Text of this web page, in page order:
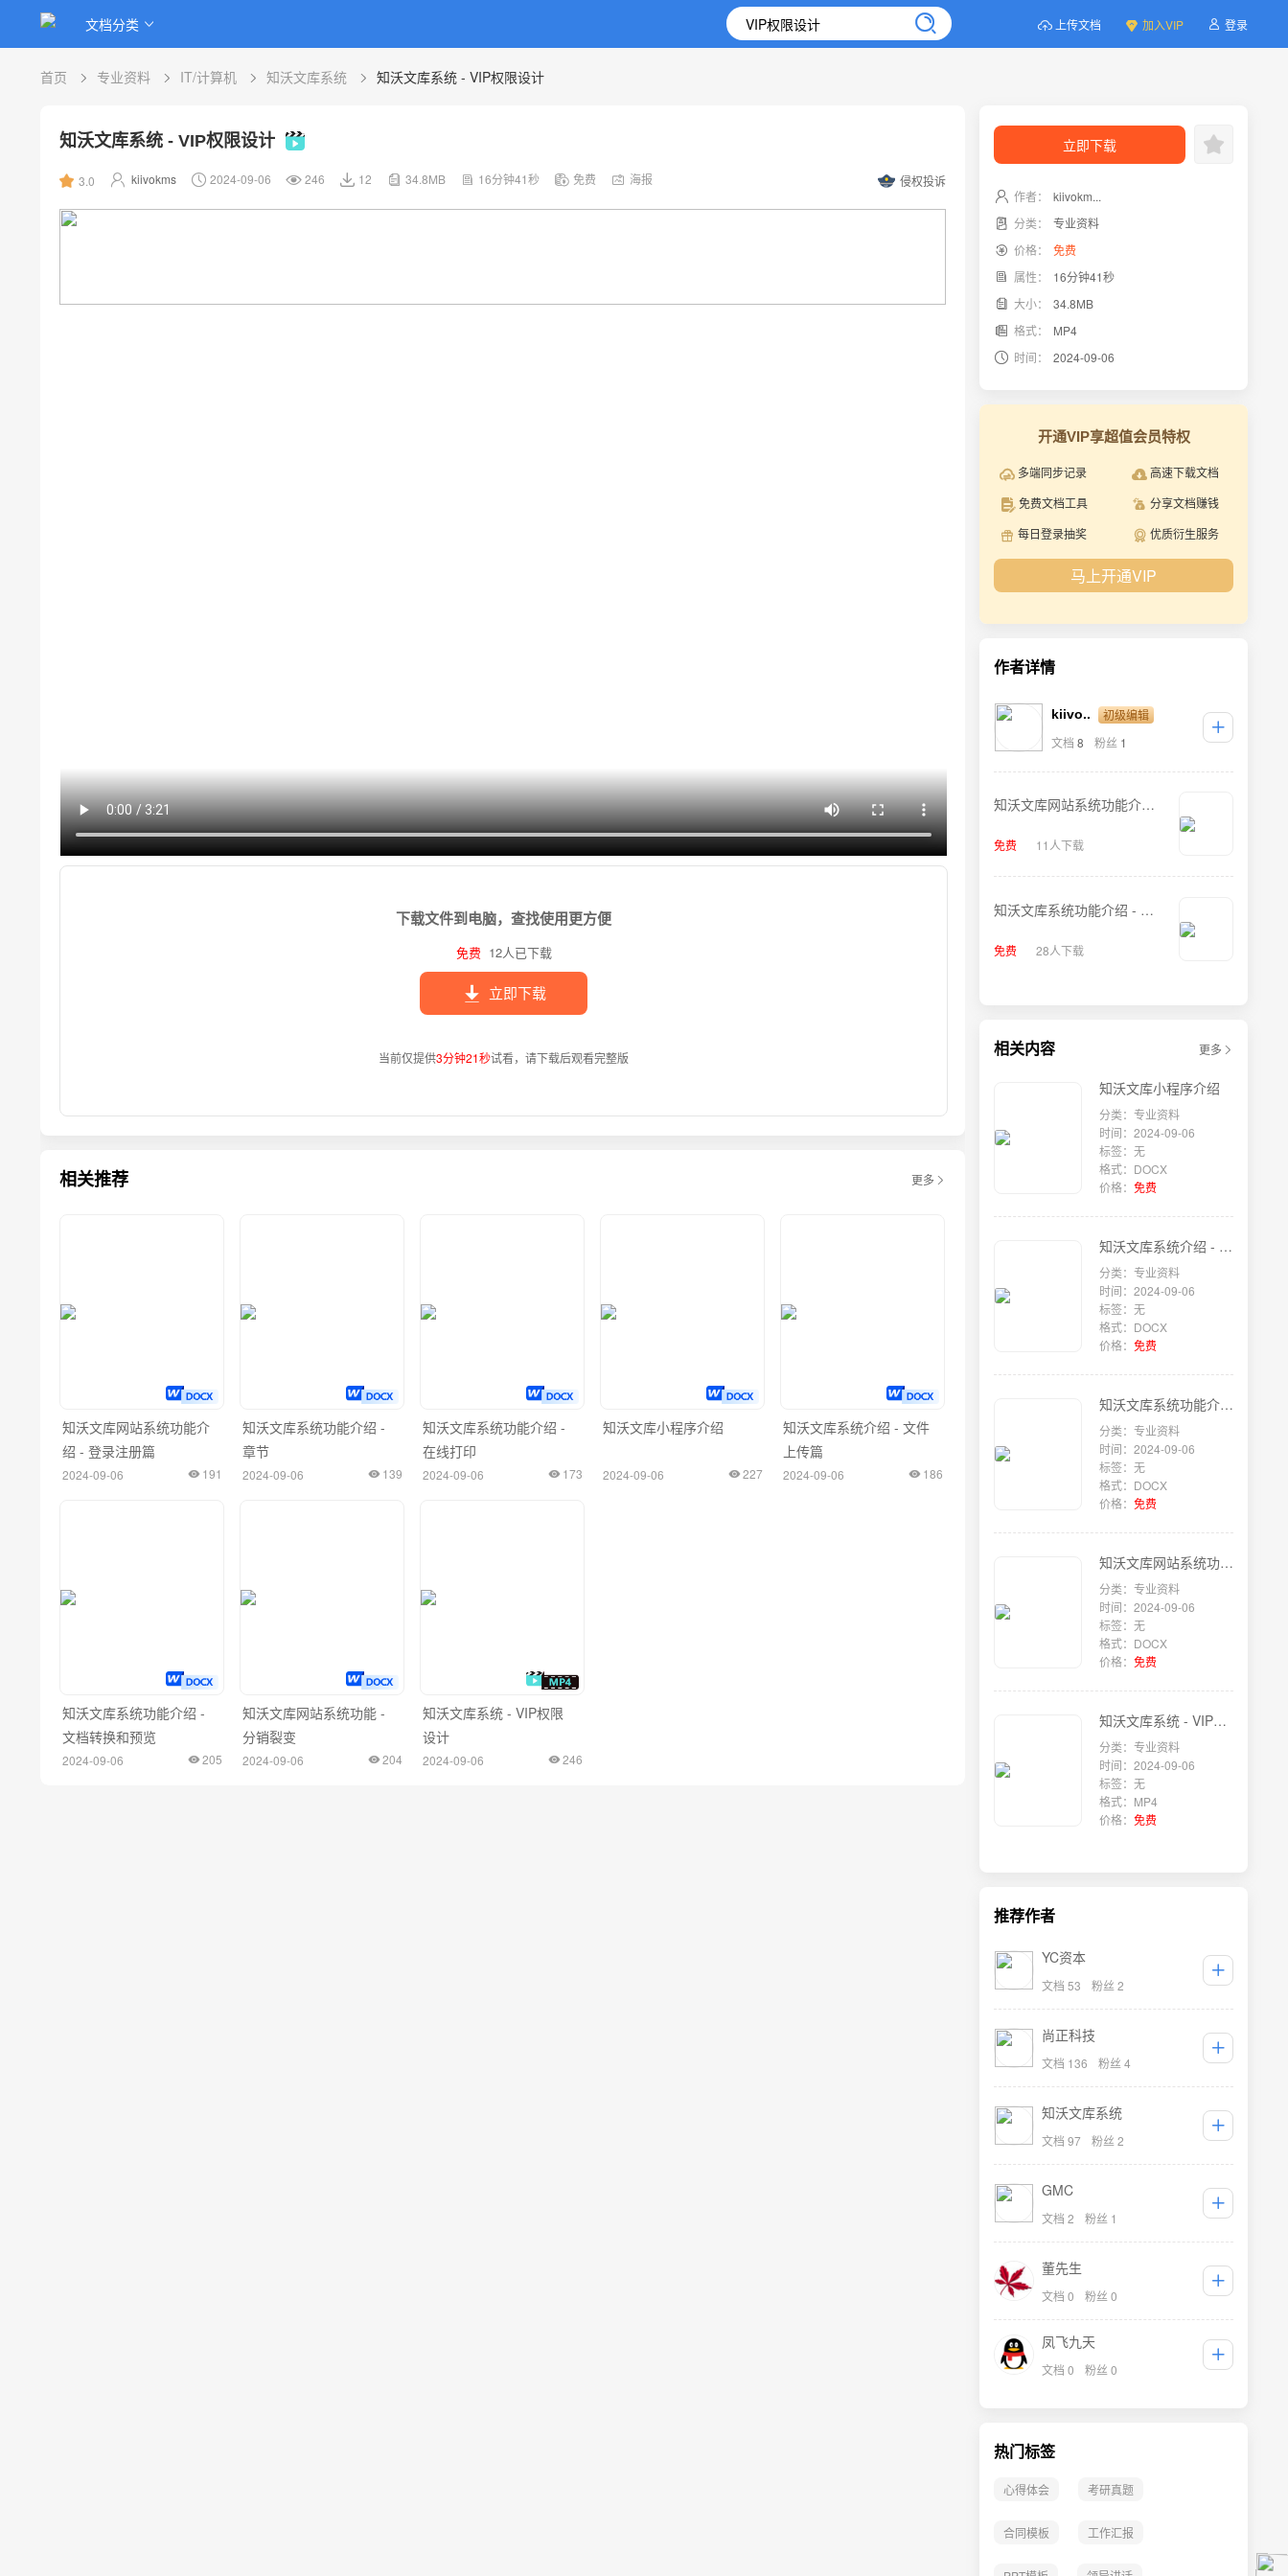
文档分类 上传文档 加入VIP 登录
首页 专业资料 IT/计算机 知沃文库系统 知沃文库系统 - VIP权限设计
知沃文库系统 - VIP权限设计
3.0 kiivokms 2024-09-06 246 12 34.8MB 16分钟41秒 免费 海报 侵权投诉
下载文件到电脑，查找使用更方便
免费 12人已下载
立即下载
当前仅提供3分钟21秒试看，请下载后观看完整版
相关推荐 更多
知沃文库网站系统功能介
绍 - 登录注册篇
2024-09-06 191
知沃文库系统功能介绍 -
章节
2024-09-06 139
知沃文库系统功能介绍 -
在线打印
2024-09-06 173
知沃文库小程序介绍
2024-09-06 227
知沃文库系统介绍 - 文件
上传篇
2024-09-06 186
知沃文库系统功能介绍 -
文档转换和预览
2024-09-06 205
知沃文库网站系统功能 -
分销裂变
2024-09-06 204
知沃文库系统 - VIP权限
设计
2024-09-06 246
立即下载
作者：
kiivokm...
分类：
专业资料
价格：
免费
属性：
16分钟41秒
大小：
34.8MB
格式：
MP4
时间：
2024-09-06
开通VIP享超值会员特权
多端同步记录
高速下载文档
免费文档工具
分享文档赚钱
每日登录抽奖
优质衍生服务
马上开通VIP
作者详情
kiivo..
初级编辑
文档 8 粉丝 1
知沃文库网站系统功能介绍
免费 11人下载
知沃文库系统功能介绍 - 章
免费 28人下载
相关内容 更多
知沃文库小程序介绍
分类：专业资料
时间：2024-09-06
标签：无
格式：DOCX
价格： 免费
知沃文库系统介绍 - 文件上传篇
分类：专业资料
时间：2024-09-06
标签：无
格式：DOCX
价格： 免费
知沃文库系统功能介绍 - 文档转换和预览
分类：专业资料
时间：2024-09-06
标签：无
格式：DOCX
价格： 免费
知沃文库网站系统功能 - 分销裂变
分类：专业资料
时间：2024-09-06
标签：无
格式：DOCX
价格： 免费
知沃文库系统 - VIP权限设计
分类：专业资料
时间：2024-09-06
标签：无
格式：MP4
价格： 免费
推荐作者
YC资本
文档 53 粉丝 2
尚正科技
文档 136 粉丝 4
知沃文库系统
文档 97 粉丝 2
GMC
文档 2 粉丝 1
董先生
文档 0 粉丝 0
凤飞九天
文档 0 粉丝 0
热门标签
心得体会 考研真题
合同模板 工作汇报